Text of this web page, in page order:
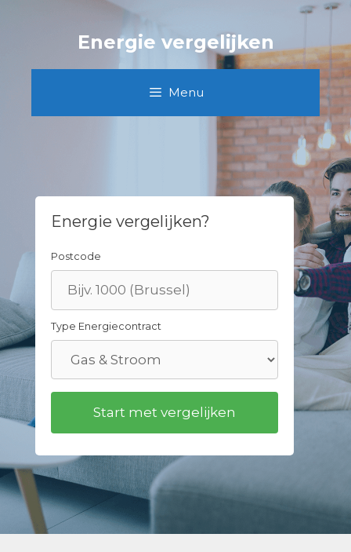
Energie vergelijken
Menu
Energie vergelijken?
Postcode
Type Energiecontract